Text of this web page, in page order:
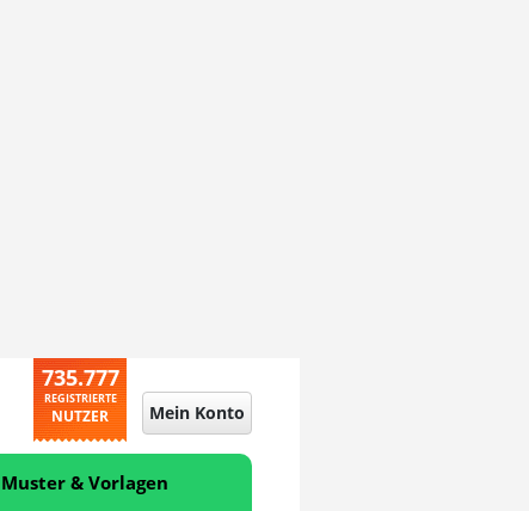
735.777
REGISTRIERTE
NUTZER Mein Konto
Muster & Vorlagen